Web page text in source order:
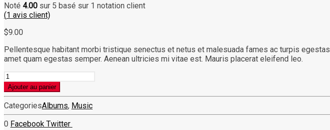
Noté 4.00 sur 5 basé sur 1 notation client
(1 avis client)
$9.00
Pellentesque habitant morbi tristique senectus et netus et malesuada fames ac turpis
amet quam egestas semper. Aenean ultricies mi vitae est. Mauris placerat eleifend leo.
quantité
de
Woo
Album
#2
Ajouter au panier
CategoriesAlbums, Music
0 Facebook Twitter